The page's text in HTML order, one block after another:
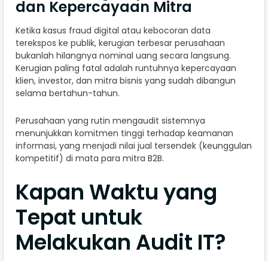
dan Kepercayaan Mitra
Ketika kasus fraud digital atau kebocoran data
terekspos ke publik, kerugian terbesar perusahaan
bukanlah hilangnya nominal uang secara langsung.
Kerugian paling fatal adalah runtuhnya kepercayaan
klien, investor, dan mitra bisnis yang sudah dibangun
selama bertahun-tahun.
Perusahaan yang rutin mengaudit sistemnya
menunjukkan komitmen tinggi terhadap keamanan
informasi, yang menjadi nilai jual tersendek (keunggulan
kompetitif) di mata para mitra B2B.
Kapan Waktu yang
Tepat untuk
Melakukan Audit IT?